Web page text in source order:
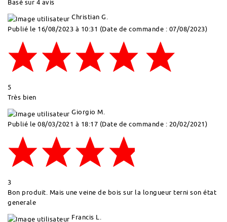
Basé sur 4 avis
Christian G.
Publié le 16/08/2023 à 10:31 (Date de commande : 07/08/2023)
5
Très bien
Giorgio M.
Publié le 08/03/2021 à 18:17 (Date de commande : 20/02/2021)
3
Bon produit. Mais une veine de bois sur la longueur terni son état
generale
Francis L.